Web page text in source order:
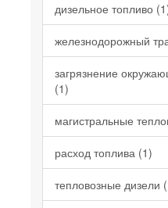
дизельное топливо
железнодорожный
загрязнение
(1)
магистральные
расход топлива (1)
тепловозные дизели